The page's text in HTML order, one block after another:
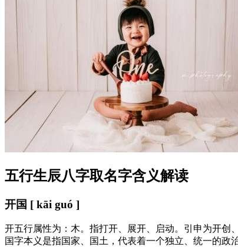
五行生辰八字取名字含义解读
开国 [ kāi guó ]
开五行属性为：木。指打开、展开、启动。引申为开创
国字本义是指国家、国土，代表着一个独立、统一的